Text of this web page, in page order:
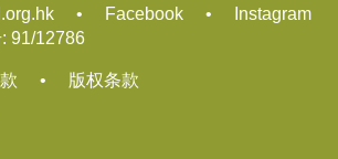
• Facebook •
Instagram
91/12786
• 版权条款